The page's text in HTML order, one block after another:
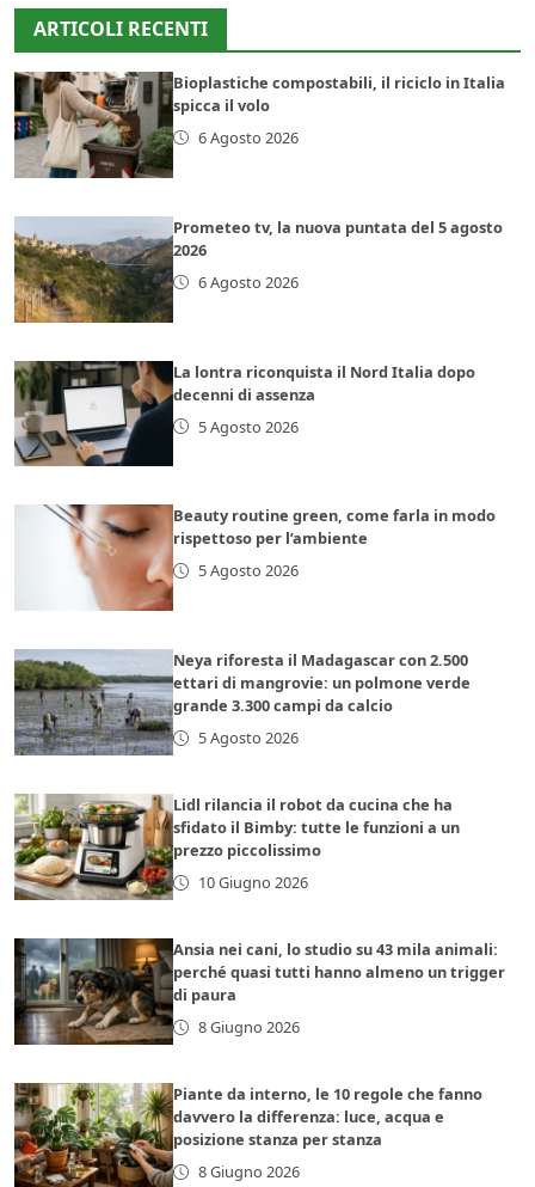
ARTICOLI RECENTI
Bioplastiche compostabili, il riciclo in Italia
spicca il volo
6 Agosto 2026
Prometeo tv, la nuova puntata del 5 agosto
2026
6 Agosto 2026
La lontra riconquista il Nord Italia dopo
decenni di assenza
5 Agosto 2026
Beauty routine green, come farla in modo
rispettoso per l’ambiente
5 Agosto 2026
Neya riforesta il Madagascar con 2.500
ettari di mangrovie: un polmone verde
grande 3.300 campi da calcio
5 Agosto 2026
Lidl rilancia il robot da cucina che ha
sfidato il Bimby: tutte le funzioni a un
prezzo piccolissimo
10 Giugno 2026
Ansia nei cani, lo studio su 43 mila animali:
perché quasi tutti hanno almeno un trigger
di paura
8 Giugno 2026
Piante da interno, le 10 regole che fanno
davvero la differenza: luce, acqua e
posizione stanza per stanza
8 Giugno 2026